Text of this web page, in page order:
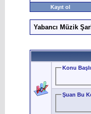
Kayıt ol
Yabancı Müzik
Konu
Şuan Bu